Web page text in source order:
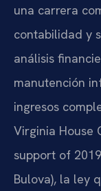
una carrera
contabilidad y
análisis
manutención
ingresos
Virginia House
support of
Bulova), la ley